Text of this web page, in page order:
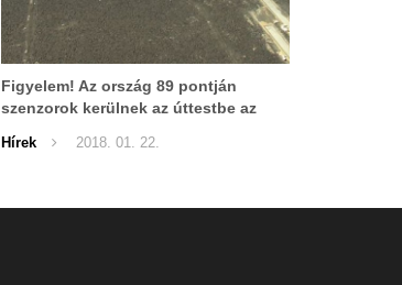
Figyelem! Az ország 89 pontján
szenzorok kerülnek az úttestbe az
Hírek 2018. 01. 22.